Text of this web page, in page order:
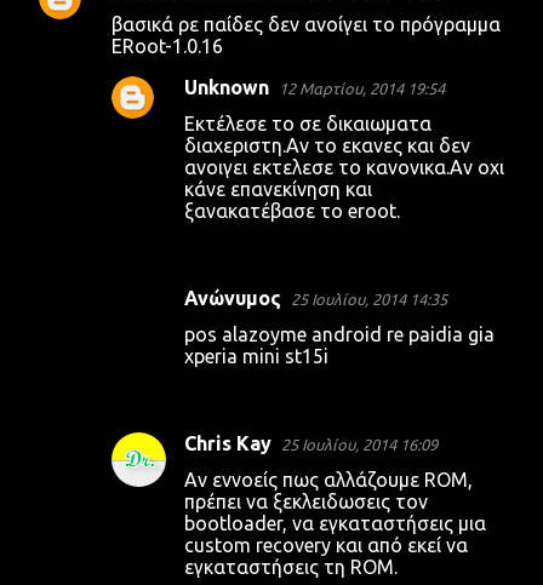
βασικά ρε παίδες δεν ανοίγει το πρόγραμμα
ERoot-1.0.16
Unknown 12 Μαρτίου, 2014 19:54
Eκτέλεσε το σε δικαιωματα
διαχεριστη.Αν το εκανες και δεν
ανοιγει εκτελεσε το κανονικα.Αν οχι
κάνε επανεκίνηση και
ξανακατέβασε το eroot.
Ανώνυμος 25 Ιουλίου, 2014 14:35
pos alazoyme android re paidia gia
xperia mini st15i
Chris Kay 25 Ιουλίου, 2014 16:09
Αν εννοείς πως αλλάζουμε ROM,
πρέπει να ξεκλειδωσεις τον
bootloader, να εγκαταστήσεις μια
custom recovery και από εκεί να
εγκαταστήσεις τη ROM.